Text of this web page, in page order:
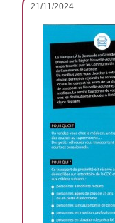
21/11/2024